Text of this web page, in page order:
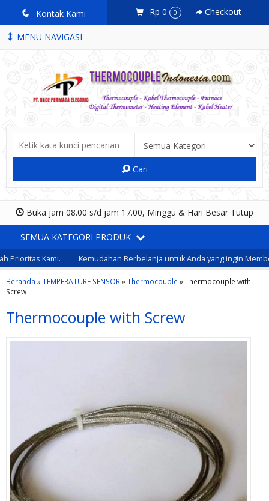
q Kontak Kami Rp 0 0 Checkout
MENU NAVIGASI
Cari
Buka jam 08.00 s/d jam 17.00, Minggu & Hari Besar Tutup
SEMUA KATEGORI PRODUK
Kami. Kemudahan Berbelanja untuk Anda yang ingin
Beranda »TEMPERATURE SENSOR »Thermocouple »Thermocouple with
Screw
Thermocouple with Screw